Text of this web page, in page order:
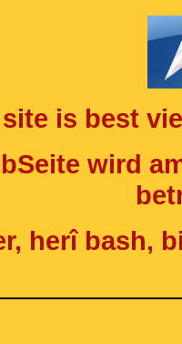
is best
wird
herî bash,